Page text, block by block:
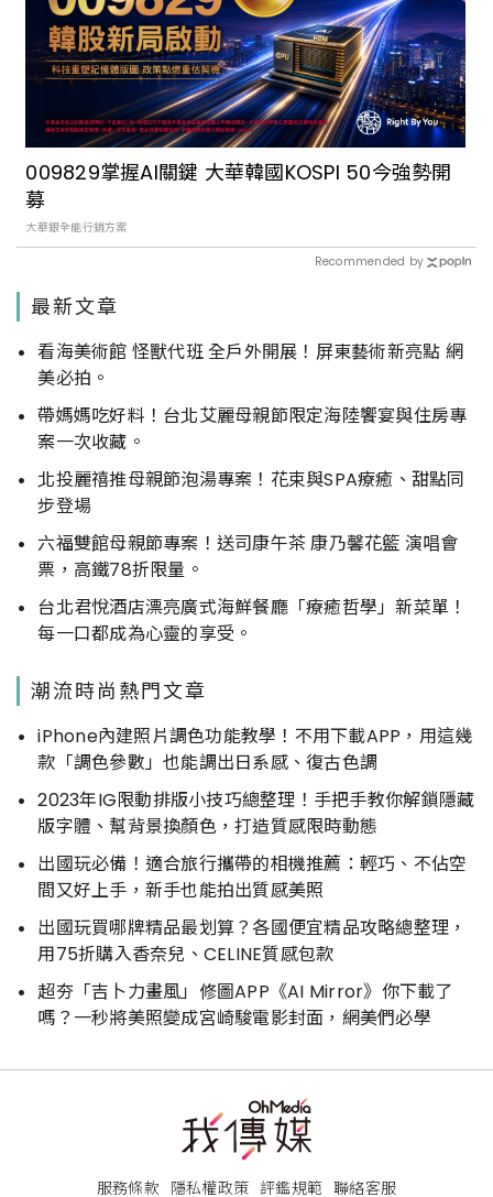
009829掌握AI關鍵 大華韓國KOSPI 50今強勢開
募
大華銀全能行銷方案
Recommended by
最新文章
看海美術館 怪獸代班 全戶外開展！屏東藝術新亮點 網
美必拍。
帶媽媽吃好料！台北艾麗母親節限定海陸饗宴與住房專
案一次收藏。
北投麗禧推母親節泡湯專案！花束與SPA療癒、甜點同
步登場
六福雙館母親節專案！送司康午茶 康乃馨花籃 演唱會
票，高鐵78折限量。
台北君悅酒店漂亮廣式海鮮餐廳「療癒哲學」新菜單！
每一口都成為心靈的享受。
潮流時尚熱門文章
iPhone內建照片調色功能教學！不用下載APP，用這幾
款「調色參數」也能調出日系感、復古色調
2023年IG限動排版小技巧總整理！手把手教你解鎖隱藏
版字體、幫背景換顏色，打造質感限時動態
出國玩必備！適合旅行攜帶的相機推薦：輕巧、不佔空
間又好上手，新手也能拍出質感美照
出國玩買哪牌精品最划算？各國便宜精品攻略總整理，
用75折購入香奈兒、CELINE質感包款
超夯「吉卜力畫風」修圖APP《AI Mirror》你下載了
嗎？一秒將美照變成宮崎駿電影封面，網美們必學
服務條款 隱私權政策 評鑑規範 聯絡客服